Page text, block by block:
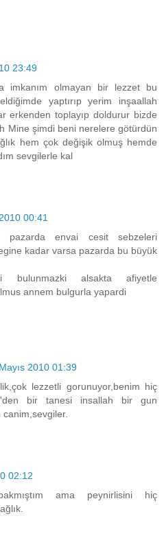
23:49
imkanım olmayan bir lezzet bu
yaptırıp yerim inşaallah
erkenden toplayıp doldurur bizde
Mine şimdi beni nerelere götürdün
hem çok değişik olmuş hemde
sevgilerle kal
00:41
pazarda envai cesit sebzeleri
kadar varsa pazarda bu büyük
bulunmazki alsakta afiyetle
annem bulgurla yapardi
2010 01:39
lezzetli gorunuyor,benim hiç
bir tanesi insallah bir gun
02:12
ama peynirlisini hiç